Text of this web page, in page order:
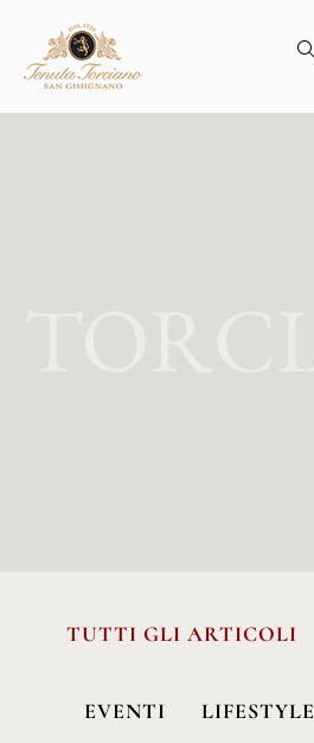
TUTTI GLI ARTICOLI
EVENTI LIFESTYLE